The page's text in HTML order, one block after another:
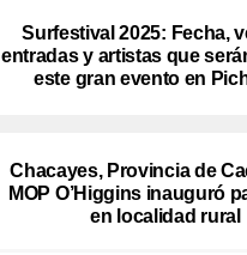
Surfestival 2025: Fecha,
entradas y artistas que
este gran evento en
Chacayes, Provincia de
MOP O’Higgins inauguró
en localidad rural